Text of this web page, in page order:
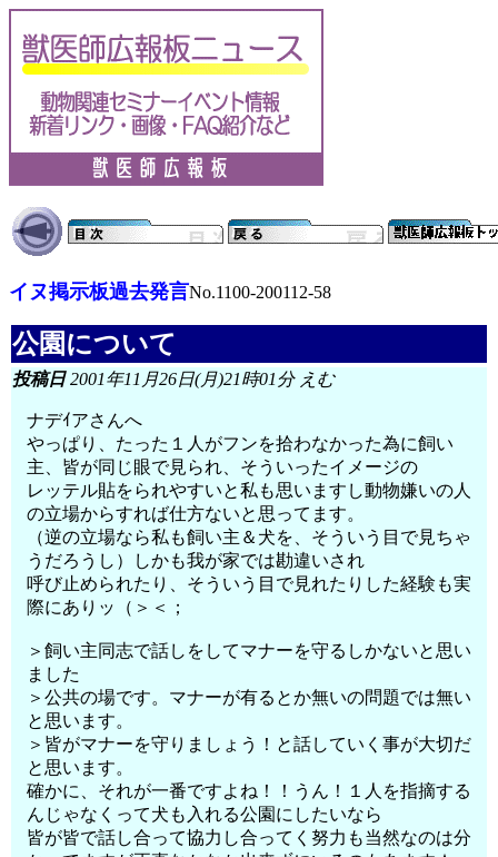
イヌ掲示板過去発言No.1100-200112-58
公園について
投稿日2001年11月26日(月)21時01分 えむ
ナデｲアさんへ
やっぱり、たった１人がフンを拾わなかった為に飼い
主、皆が同じ眼で見られ、そういったイメージの
レッテル貼をられやすいと私も思いますし動物嫌いの人
の立場からすれば仕方ないと思ってます。
（逆の立場なら私も飼い主＆犬を、そういう目で見ちゃ
うだろうし）しかも我が家では勘違いされ
呼び止められたり、そういう目で見れたりした経験も実
際にありッ（＞＜；
＞飼い主同志で話しをしてマナーを守るしかないと思い
ました
＞公共の場です。マナーが有るとか無いの問題では無い
と思います。
＞皆がマナーを守りましょう！と話していく事が大切だ
と思います。
確かに、それが一番ですよね！！うん！１人を指摘する
んじゃなくって犬も入れる公園にしたいなら
皆が皆で話し合って協力し合ってく努力も当然なのは分